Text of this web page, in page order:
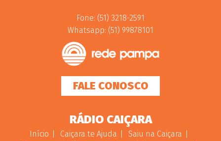
Fone: (51) 3218-2591
Whatsapp: (51) 99878101
FALE CONOSCO
RÁDIO CAIÇARA
Início Caiçara te Ajuda
Saiu na Caiçara